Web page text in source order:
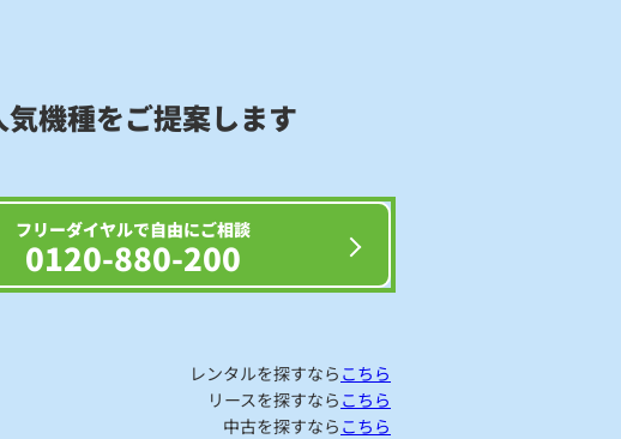
気機種をご提案します
フリーダイヤルで自由にご相談
0120-880-200
レンタルを探すなら こちら
リースを探すなら こちら
中古を探すなら こちら